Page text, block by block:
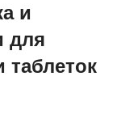
и
для
таблеток